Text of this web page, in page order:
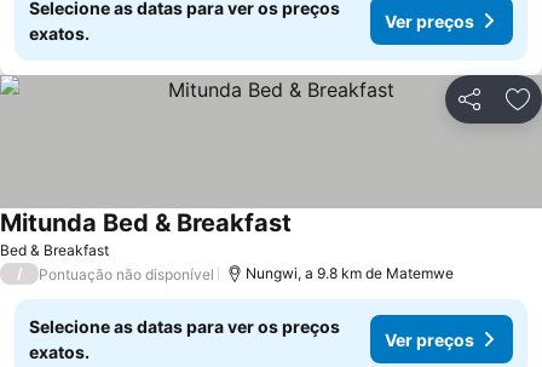
Selecione as datas para ver os preços
exatos.
Ver preços
Partilhar
Bed & Breakfast
Mitunda Bed & Breakfast
/ Pontuação não disponível Nungwi, a 9.8 km de Matemwe
Selecione as datas para ver os preços
exatos.
Ver preços